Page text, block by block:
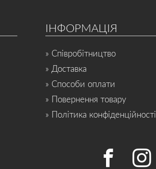
ІНФОРМАЦІЯ
» Співробітництво
» Доставка
» Способи оплати
» Повернення товару
» Політика конфіденційності